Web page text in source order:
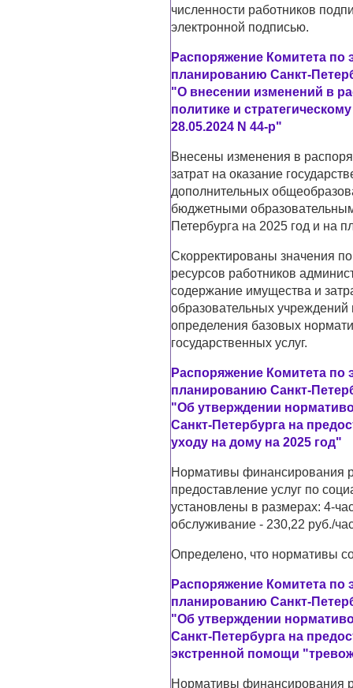
численности работников
электронной подписью.
Распоряжение Комитета по
планированию Санкт-
"О внесении изменений в
политике и
28.05.2024 N 44-р"
Внесены изменения в
затрат на оказание
дополнительных
бюджетными
Петербурга на 2025 год и на
Скорректированы значения
ресурсов работников
содержание имущества и
образовательных
определения базовых
государственных услуг.
Распоряжение Комитета по
планированию Санкт-
"Об утверждении
Санкт-Петербурга на
уходу на дому на 2025 год"
Нормативы финансирования
предоставление услуг по
установлены в размерах: 4-
обслуживание - 230,22 руб./
Определено, что нормативы
Распоряжение Комитета по
планированию Санкт-
"Об утверждении
Санкт-Петербурга на
экстренной помощи
Нормативы финансирования